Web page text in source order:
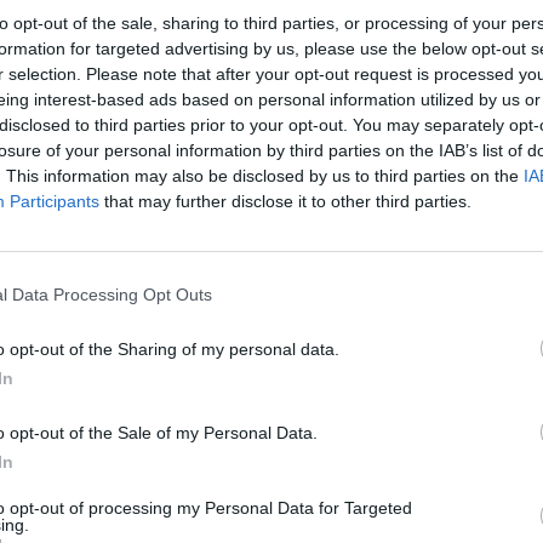
opt-out of the sale, sharing to third parties, or processing of your
for targeted advertising by us, please use the below opt-out
selection. Please note that after your opt-out request is processed
interest-based ads based on personal information utilized by us
to third parties prior to your opt-out. You may separately
of your personal information by third parties on the IAB’s list of
This information may also be disclosed by us to third parties on the
Participants that may further disclose it to other third parties.
Data Processing Opt Outs
opt-out of the Sharing of my personal data.
opt-out of the Sale of my Personal Data.
opt-out of processing my Personal Data for Targeted
az nekem furcsa volt. Volt, akivel emiatt nehéz volt megértetni,
is be kell tartani.
volt szükséged? Hogyan boldogultál?
kiszolgáltatottnak, pedig a tábor felénél kórházba is kerültem,
velem fél napokat csak azért, hogy ne legyek egyedül. Nagyon
sikerült beilleszkednem a közösségbe. Első perctől kezdve
beszéltem, mielőtt kimentem. Amikor meglátott, már is egy
a kapcsolatot. Van, akivel azóta már találkoztam Európában
négy hetet sikerült utazni a tábor után. A keleti parton, NYC-
hogy elköszöntünk egymástól -, és két hét alatt bejártunk
végül Las Vegasból Los Angeles felé vettük az irányt,